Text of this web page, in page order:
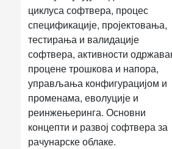
циклуса софтвера, процес
спецификације, пројектовања,
тестирања и валидације
софтвера, активности
процене трошкова и напора,
управљања конфигурацијом и
променама, еволуције и
реинжењеринга. Основни
концепти и развој софтвера за
рачунарске облаке.